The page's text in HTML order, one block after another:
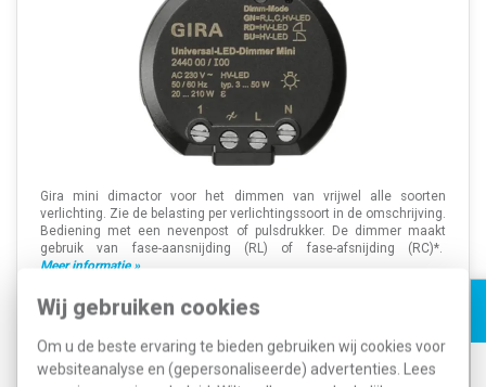
Wij gebruiken cookies
Om u de beste ervaring te bieden gebruiken wij cookies voor
websiteanalyse en (gepersonaliseerde) advertenties. Lees
Gira mini dimactor voor het dimmen van vrijwel alle soorten
verlichting. Zie de belasting per verlichtingssoort in de omschrijving.
Bediening met een nevenpost of pulsdrukker. De dimmer maakt
gebruik van fase-aansnijding (RL) of fase-afsnijding (RC)*.
Meer informatie »
Artikelnummer:443347
SKU:244000
Verwachte levertijd: 1-2 weken